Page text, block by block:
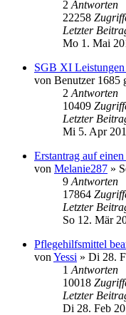
2 Antworten
22258
Letzter
Mo 1. Mai
SGB XI Leistungen
von Benutzer 1685
2 Antworten
10409
Letzter
Mi 5. Apr
Erstantrag auf
von Melanie287 »
9 Antworten
17864
Letzter
So 12. Mär
Pflegehilfsmittel
von Yessi » Di 28.
1 Antworten
10018
Letzter
Di 28. Feb